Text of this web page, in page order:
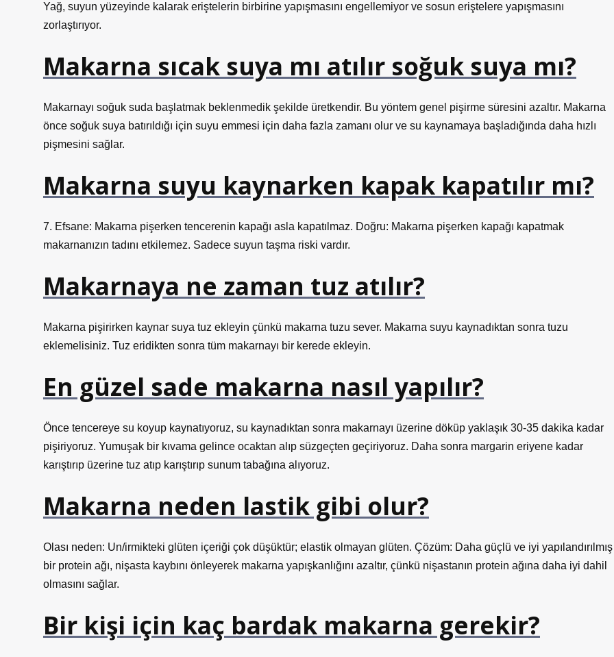
Yağ, suyun yüzeyinde kalarak eriştelerin birbirine yapışmasını engellemiyor ve sosun eriştelere yapışmasını
zorlaştırıyor.
Makarna sıcak suya mı atılır soğuk suya mı?
Makarnayı soğuk suda başlatmak beklenmedik şekilde üretkendir. Bu yöntem genel pişirme süresini azaltır. Makarna
önce soğuk suya batırıldığı için suyu emmesi için daha fazla zamanı olur ve su kaynamaya başladığında daha hızlı
pişmesini sağlar.
Makarna suyu kaynarken kapak kapatılır mı?
7. Efsane: Makarna pişerken tencerenin kapağı asla kapatılmaz. Doğru: Makarna pişerken kapağı kapatmak
makarnanızın tadını etkilemez. Sadece suyun taşma riski vardır.
Makarnaya ne zaman tuz atılır?
Makarna pişirirken kaynar suya tuz ekleyin çünkü makarna tuzu sever. Makarna suyu kaynadıktan sonra tuzu
eklemelisiniz. Tuz eridikten sonra tüm makarnayı bir kerede ekleyin.
En güzel sade makarna nasıl yapılır?
Önce tencereye su koyup kaynatıyoruz, su kaynadıktan sonra makarnayı üzerine döküp yaklaşık 30-35 dakika kadar
pişiriyoruz. Yumuşak bir kıvama gelince ocaktan alıp süzgeçten geçiriyoruz. Daha sonra margarin eriyene kadar
karıştırıp üzerine tuz atıp karıştırıp sunum tabağına alıyoruz.
Makarna neden lastik gibi olur?
Olası neden: Un/irmikteki glüten içeriği çok düşüktür; elastik olmayan glüten. Çözüm: Daha güçlü ve iyi yapılandırılmış
bir protein ağı, nişasta kaybını önleyerek makarna yapışkanlığını azaltır, çünkü nişastanın protein ağına daha iyi dahil
olmasını sağlar.
Bir kişi için kaç bardak makarna gerekir?